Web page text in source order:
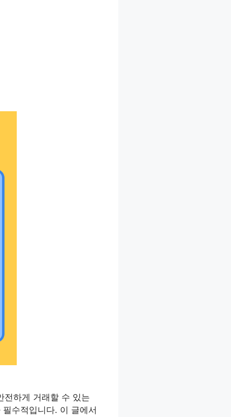
전하게 거래할 수 있는
수적입니다. 이 글에서